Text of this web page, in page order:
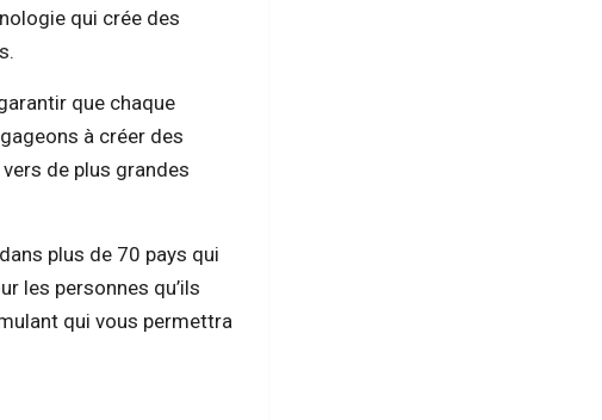
qui crée des
que chaque
à créer des
de plus grandes
plus de 70 pays qui
les personnes qu’ils
qui vous permettra